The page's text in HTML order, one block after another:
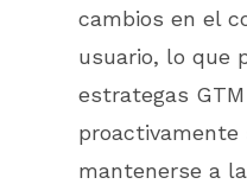
cambios en el
usuario, lo que
estrategas
proactivamente
mantenerse a